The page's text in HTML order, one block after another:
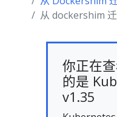
从 dockershim
你正在
的是
v1.35